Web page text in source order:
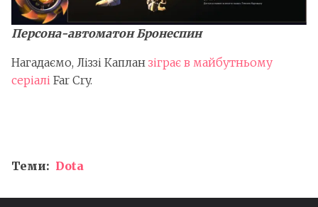
Персона-автоматон Бронеспин
Нагадаємо, Ліззі Каплан зіграє в майбутньому
серіалі Far Cry.
Теми: Dota